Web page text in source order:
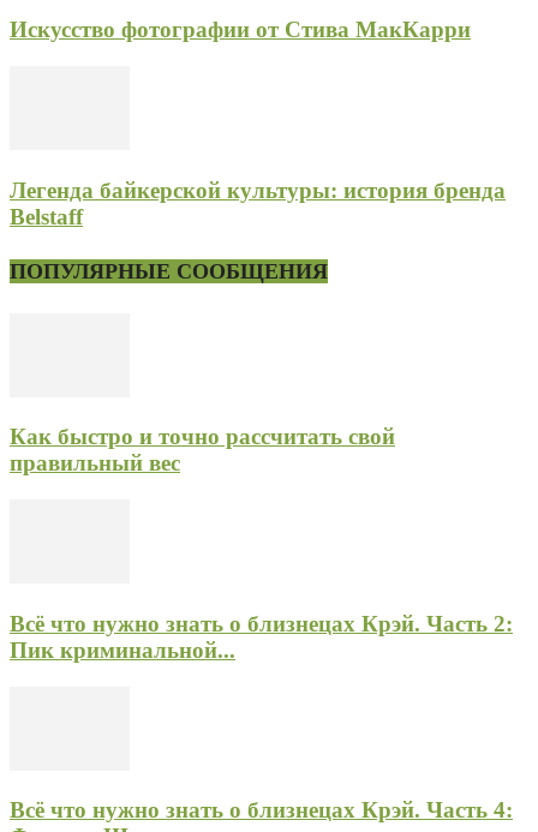
Искусство фотографии от Стива МакКарри
Легенда байкерской культуры: история бренда
Belstaff
ПОПУЛЯРНЫЕ СООБЩЕНИЯ
Как быстро и точно рассчитать свой
правильный вес
Всё что нужно знать о близнецах Крэй. Часть 2:
Пик криминальной...
Всё что нужно знать о близнецах Крэй. Часть 4: